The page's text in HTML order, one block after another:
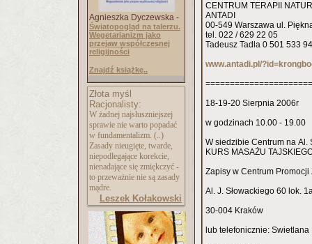
Agnieszka Dyczewska -
Światopogląd na talerzu.
Wegetarianizm jako
przejaw współczesnej
religijności
Znajdź książkę..
Złota myśl
Racjonalisty:
W żadnej najsłuszniejszej
sprawie nie warto popadać
w fundamentalizm. (..)
Zasady nieugięte, twarde,
niepodlegające korekcie,
nienadające się zmiękczyć -
to przeważnie nie są zasady
mądre.
Leszek Kołakowski
CENTRUM TERAPII
ANTADI
00-549 Warszawa ul.
tel. 022 / 629 22 05
Tadeusz Tadla 0 501 533
www.antadi.pl/
======================
18-19-20 Sierpnia 2006r
w godzinach 10.00 - 19.00
W siedzibie Centrum na Al.
KURS MASAŻU
Zapisy w Centrum Promocji
Al. J. Słowackiego 60 lok.
30-004 Kraków
lub telefonicznie: